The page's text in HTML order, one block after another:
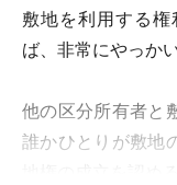
敷地を利用する
ば、非常にやっか
他の区分所有者と
誰かひとりが敷地